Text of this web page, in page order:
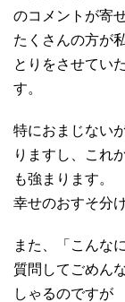
のコメントが寄
たくさんの方が
とりをさせてい
す。
特におまじない
りますし、これ
も強まります。
幸せのおすそ分
また、「こんな
質問してごめん
しゃるのですが